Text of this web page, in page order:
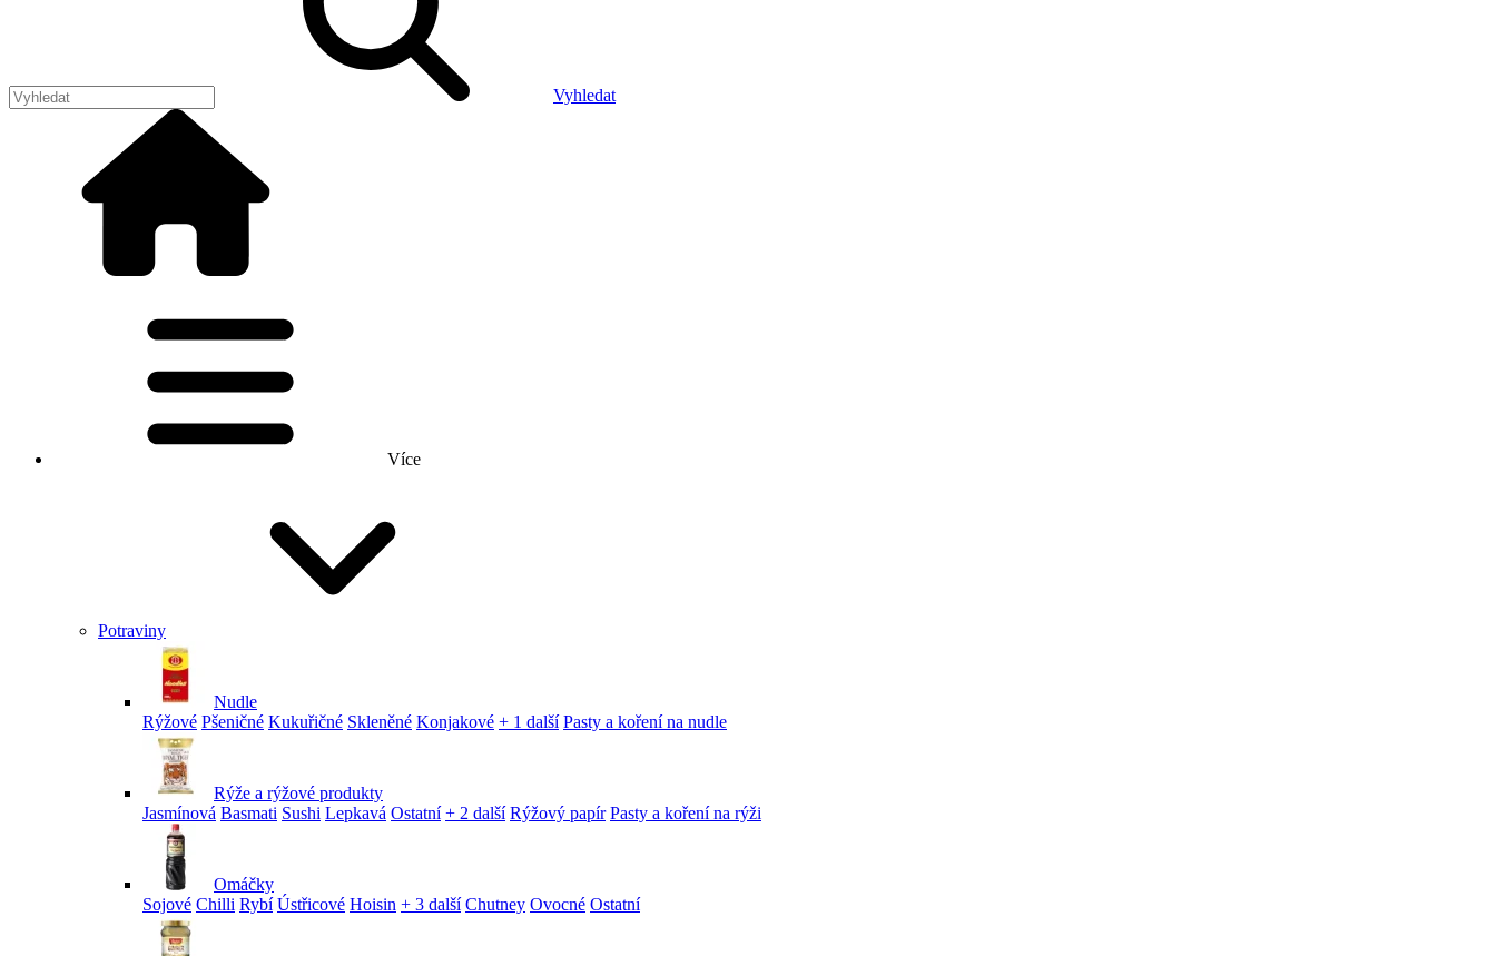
Vyhledat
Více
Potraviny
Nudle
Rýžové Pšeničné Kukuřičné Skleněné Konjakové + 1 další Pasty a koření na nudle
Rýže a rýžové produkty
Jasmínová Basmati Sushi Lepkavá Ostatní + 2 další Rýžový papír Pasty a koření na rýži
Omáčky
Sojové Chilli Rybí Ústřicové Hoisin + 3 další Chutney Ovocné Ostatní